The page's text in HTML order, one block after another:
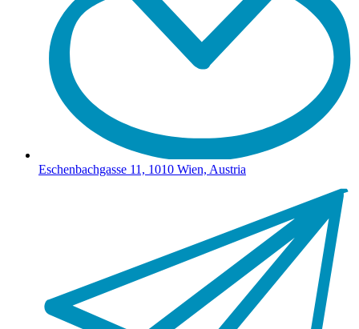
Eschenbachgasse 11, 1010 Wien, Austria